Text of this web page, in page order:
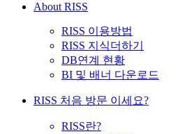
About RISS
RISS 이용방법
RISS 지식더하기
DB연계 현황
BI 및 배너 다운로드
RISS 처음 방문 이세요?
RISS란?